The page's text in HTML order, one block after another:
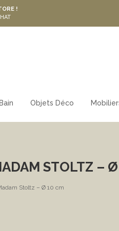
!
Objets Déco
STOLTZ –
Stoltz – Ø 10 cm